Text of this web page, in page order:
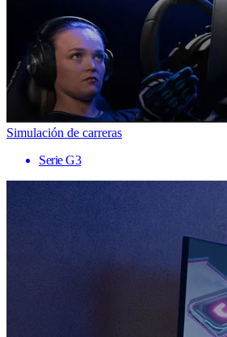
Simulación de carreras
Serie G3